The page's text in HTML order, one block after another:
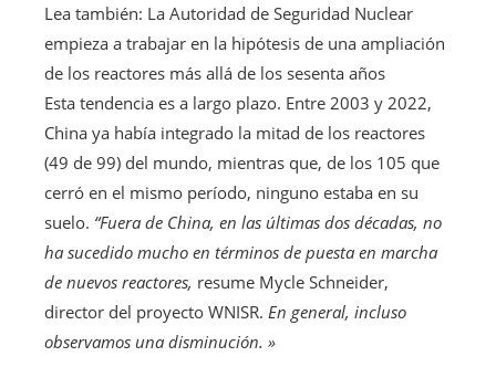
Lea también: Artículo
reservado
para
nuestros
suscriptores
La Autoridad de Seguridad Nuclear
empieza a trabajar en la hipótesis de una ampliación
de los reactores más allá de los sesenta años
Esta tendencia es a largo plazo. Entre 2003 y 2022,
China ya había integrado la mitad de los reactores
(49 de 99) del mundo, mientras que, de los 105 que
cerró en el mismo período, ninguno estaba en su
suelo. “Fuera de China, en las últimas dos décadas, no
ha sucedido mucho en términos de puesta en marcha
de nuevos reactores, resume Mycle Schneider,
director del proyecto WNISR. En general, incluso
observamos una disminución. »